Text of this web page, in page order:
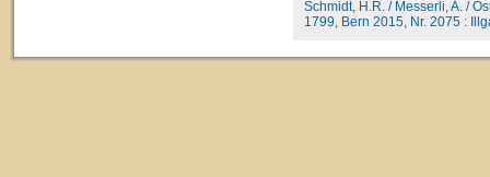
Schmidt, H.R. / Messerli, A. /
1799, Bern 2015, Nr. 2075 :